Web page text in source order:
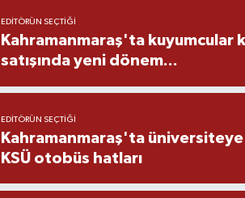
EDITÖRÜN SEÇTIĞI
Kahramanmaraş'ta kuyumcular
satışında yeni dönem...
EDITÖRÜN SEÇTIĞI
Kahramanmaraş'ta
KSÜ otobüs hatları